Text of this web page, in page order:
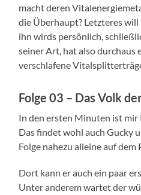
macht deren
die Überhaupt? Letzteres will
ihn wirds persönlich,
seiner Art, hat also durchaus
verschlafene
Folge 03 – Das Volk
In den ersten Minuten ist mir
Das findet wohl auch Gucky
Folge nahezu alleine auf
Dort kann er auch ein paar
Unter anderem wartet der